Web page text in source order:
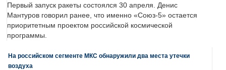
Первый запуск ракеты состоялся 30 апреля. Денис
Мантуров говорил ранее, что именно «Союз-5» остается
приоритетным проектом российской космической
программы.
На российском сегменте МКС обнаружили два места утечки
воздуха